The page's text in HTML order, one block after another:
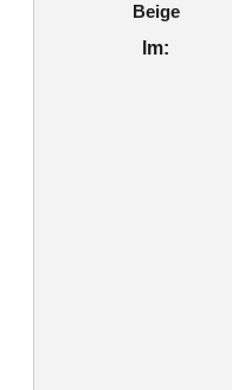
Beige
lm: